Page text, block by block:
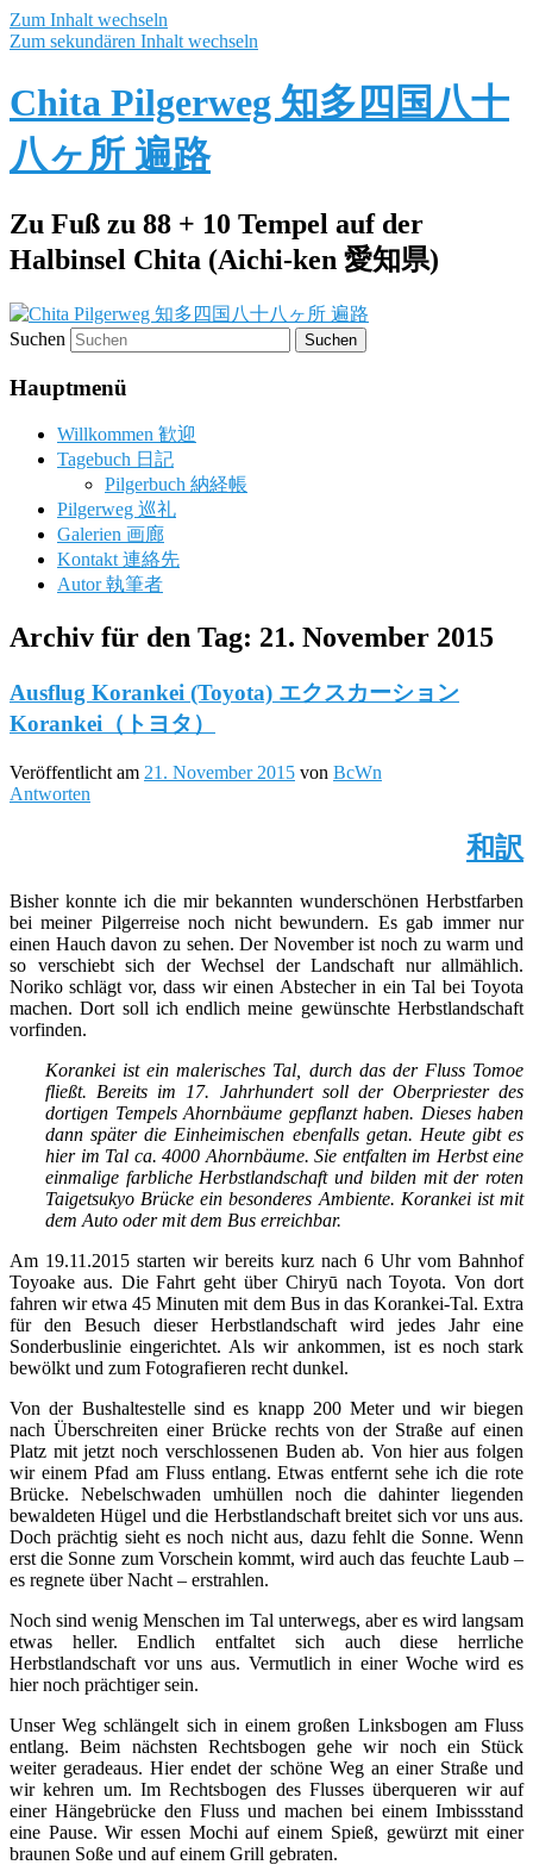
Zum Inhalt wechseln
Zum sekundären Inhalt wechseln
Chita Pilgerweg 知多四国八十
八ヶ所 遍路
Zu Fuß zu 88 + 10 Tempel auf der
Halbinsel Chita (Aichi-ken 愛知県)
Suchen
Hauptmenü
Willkommen 歓迎
Tagebuch 日記
Pilgerbuch 納経帳
Pilgerweg 巡礼
Galerien 画廊
Kontakt 連絡先
Autor 執筆者
Archiv für den Tag: 21. November 2015
Ausflug Korankei (Toyota) エクスカーション
Korankei（トヨタ）
Veröffentlicht am 21. November 2015 von BcWn
Antworten
和訳
Bisher konnte ich die mir bekannten wunderschönen Herbstfarben
bei meiner Pilgerreise noch nicht bewundern. Es gab immer nur
einen Hauch davon zu sehen. Der November ist noch zu warm und
so verschiebt sich der Wechsel der Landschaft nur allmählich.
Noriko schlägt vor, dass wir einen Abstecher in ein Tal bei Toyota
machen. Dort soll ich endlich meine gewünschte Herbstlandschaft
vorfinden.
Korankei ist ein malerisches Tal, durch das der Fluss Tomoe
fließt. Bereits im 17. Jahrhundert soll der Oberpriester des
dortigen Tempels Ahornbäume gepflanzt haben. Dieses haben
dann später die Einheimischen ebenfalls getan. Heute gibt es
hier im Tal ca. 4000 Ahornbäume. Sie entfalten im Herbst eine
einmalige farbliche Herbstlandschaft und bilden mit der roten
Taigetsukyo Brücke ein besonderes Ambiente. Korankei ist mit
dem Auto oder mit dem Bus erreichbar.
Am 19.11.2015 starten wir bereits kurz nach 6 Uhr vom Bahnhof
Toyoake aus. Die Fahrt geht über Chiryū nach Toyota. Von dort
fahren wir etwa 45 Minuten mit dem Bus in das Korankei-Tal. Extra
für den Besuch dieser Herbstlandschaft wird jedes Jahr eine
Sonderbuslinie eingerichtet. Als wir ankommen, ist es noch stark
bewölkt und zum Fotografieren recht dunkel.
Von der Bushaltestelle sind es knapp 200 Meter und wir biegen
nach Überschreiten einer Brücke rechts von der Straße auf einen
Platz mit jetzt noch verschlossenen Buden ab. Von hier aus folgen
wir einem Pfad am Fluss entlang. Etwas entfernt sehe ich die rote
Brücke. Nebelschwaden umhüllen noch die dahinter liegenden
bewaldeten Hügel und die Herbstlandschaft breitet sich vor uns aus.
Doch prächtig sieht es noch nicht aus, dazu fehlt die Sonne. Wenn
erst die Sonne zum Vorschein kommt, wird auch das feuchte Laub –
es regnete über Nacht – erstrahlen.
Noch sind wenig Menschen im Tal unterwegs, aber es wird langsam
etwas heller. Endlich entfaltet sich auch diese herrliche
Herbstlandschaft vor uns aus. Vermutlich in einer Woche wird es
hier noch prächtiger sein.
Unser Weg schlängelt sich in einem großen Linksbogen am Fluss
entlang. Beim nächsten Rechtsbogen gehe wir noch ein Stück
weiter geradeaus. Hier endet der schöne Weg an einer Straße und
wir kehren um. Im Rechtsbogen des Flusses überqueren wir auf
einer Hängebrücke den Fluss und machen bei einem Imbissstand
eine Pause. Wir essen Mochi auf einem Spieß, gewürzt mit einer
braunen Soße und auf einem Grill gebraten.